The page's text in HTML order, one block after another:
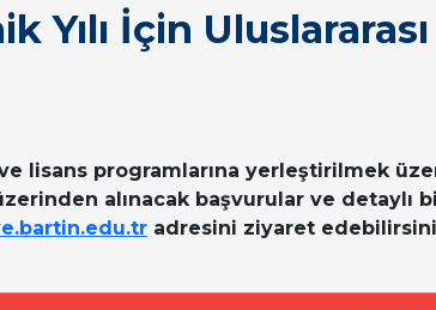
Yılı İçin Uluslararası
lisans programlarına yerleştirilmek
alınacak başvurular ve detaylı
adresini ziyaret